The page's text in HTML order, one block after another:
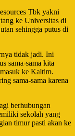
Tbk yakni
ke Universitas di
sehingga putus di
tidak jadi. Ini
sama-sama kita
ke Kaltim.
sama-sama karena
berhubungan
sekolah yang
timur pasti akan ke